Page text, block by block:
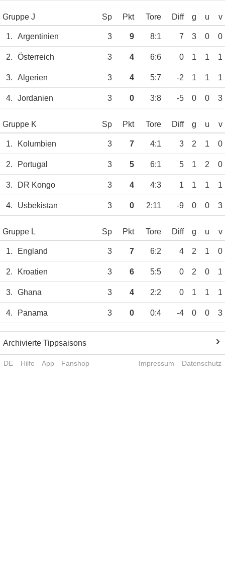
Gruppe J Sp Pkt Tore Diff g u v
1. Argentinien 3 9 8:1 7 3 0 0
2. Österreich 3 4 6:6 0 1 1 1
3. Algerien 3 4 5:7 -2 1 1 1
4. Jordanien 3 0 3:8 -5 0 0 3
Gruppe K Sp Pkt Tore Diff g u v
1. Kolumbien 3 7 4:1 3 2 1 0
2. Portugal 3 5 6:1 5 1 2 0
3. DR Kongo 3 4 4:3 1 1 1 1
4. Usbekistan 3 0 2:11 -9 0 0 3
Gruppe L Sp Pkt Tore Diff g u v
1. England 3 7 6:2 4 2 1 0
2. Kroatien 3 6 5:5 0 2 0 1
3. Ghana 3 4 2:2 0 1 1 1
4. Panama 3 0 0:4 -4 0 0 3
Archivierte Tippsaisons
DE Hilfe App Fanshop Impressum Datenschutz